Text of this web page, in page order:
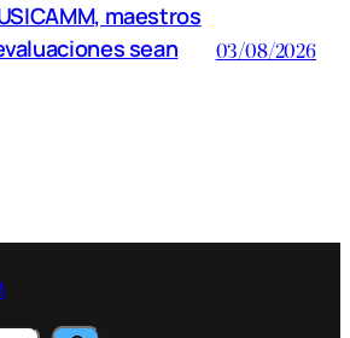
maestros
sean
03/08/2026